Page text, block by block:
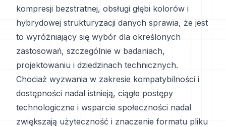
kompresji bezstratnej, obsługi głębi kolorów i
hybrydowej strukturyzacji danych sprawia, że jest
to wyróżniający się wybór dla określonych
zastosowań, szczególnie w badaniach,
projektowaniu i dziedzinach technicznych.
Chociaż wyzwania w zakresie kompatybilności i
dostępności nadal istnieją, ciągłe postępy
technologiczne i wsparcie społeczności nadal
zwiększają użyteczność i znaczenie formatu pliku